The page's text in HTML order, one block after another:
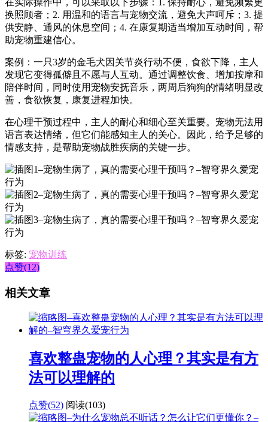
换照顾者；2. 用温和的语言与宠物交流，避免大声呵斥；3. 提
供安静、通风的休息空间；4. 在康复期适当增加互动时间，帮
助宠物重建信心。
案例：一只3岁的金毛犬因关节炎行动不便，食欲下降，主人
发现它变得孤僻且不愿与人互动。通过调整饮食、增加按摩和
陪伴时间，同时使用宠物安抚音乐，两周后狗狗的情绪明显改
善，食欲恢复，康复进程加快。
在心理干预过程中，主人的耐心和细心至关重要。宠物无法用
语言表达情绪，但它们能感知主人的关心。因此，给予足够的
情感支持，是帮助宠物战胜疾病的关键一步。
标签: 宠物训练
点赞(12)
相关文章
喜欢整蛊宠物的人心理？其实是有方
法可以理解的
点赞(52) 阅读(103)